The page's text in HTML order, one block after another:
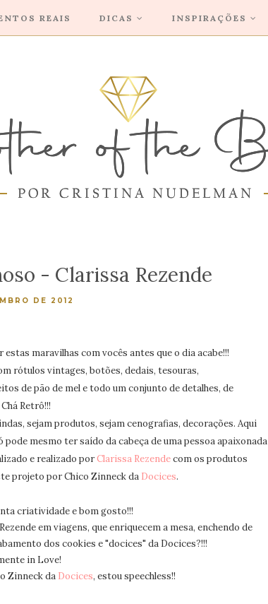
REAIS DICAS INSPIRAÇÕES
- Clarissa Rezende
DE 2012
maravilhas com vocês antes que o dia acabe!!!
rótulos vintages, botões, dedais, tesouras,
de pão de mel e todo um conjunto de detalhes, de
Retrô!!!
sejam produtos, sejam cenografias, decorações. Aqui
mesmo ter saído da cabeça de uma pessoa apaixonada
e realizado porClarissa Rezendecom os produtos
projeto por Chico Zinneck da Docices.
criatividade e bom gosto!!!
em viagens, que enriquecem a mesa, enchendo de
dos cookies e "docices" da Docices?!!!
in Love!
Zinneck da Docices, estou speechless!!